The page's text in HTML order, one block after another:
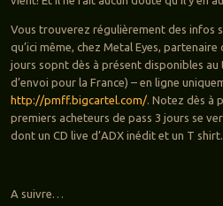
Vous trouverez régulièrement des infos
qu’ici même, chez Metal Eyes, partenaire
jours sopnt dès à présent disponibles au
d’envoi pour la France) – en ligne
http://pmff.bigcartel.com/. Notez dès à
premiers acheteurs de pass 3 jours se
dont un CD live d’ADX inédit et un T
A suivre…